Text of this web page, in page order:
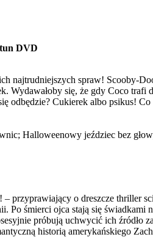
DVD
najtrudniejszych spraw! Scooby-
się, że gdy Coco
odbędzie? Cukierek albo psikus! Co
Halloweenowy jeździec bez
przyprawiający o dreszcze
Po śmierci ojca stają się
próbują uchwycić ich źródło
historią amerykańskiego